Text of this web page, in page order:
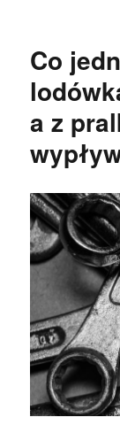
Co
a z